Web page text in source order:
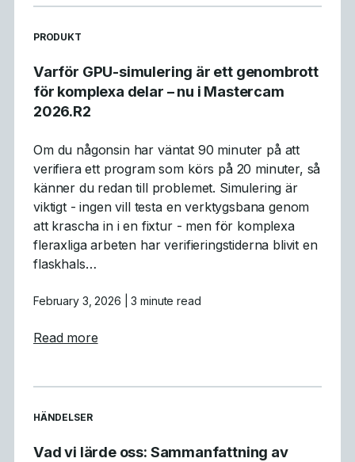
READ MORE ARTICLES ABOUT
PRODUKT
Varför GPU-simulering är ett genombrott
för komplexa delar – nu i Mastercam
2026.R2
Om du någonsin har väntat 90 minuter på att
verifiera ett program som körs på 20 minuter, så
känner du redan till problemet. Simulering är
viktigt - ingen vill testa en verktygsbana genom
att krascha in i en fixtur - men för komplexa
fleraxliga arbeten har verifieringstiderna blivit en
flaskhals…
February 3, 2026 | 3 minute read
Read moreabout Varför GPU-simulering är ett
READ MORE ARTICLES ABOUT
HÄNDELSER
Vad vi lärde oss: Sammanfattning av